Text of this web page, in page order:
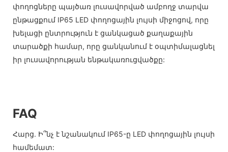
փողոցները պայծառ լուսավորված ամբողջ տարվա
ընթացքում IP65 LED փողոցային լույսի միջոցով, որը
խելացի ընտրություն է ցանկացած քաղաքային
տարածքի համար, որը ցանկանում է օպտիմալացնել
իր լուսավորության ենթակառուցվածքը:
FAQ
Հարց. Ի՞նչ է նշանակում IP65-ը LED փողոցային լույսի
համեմատ: